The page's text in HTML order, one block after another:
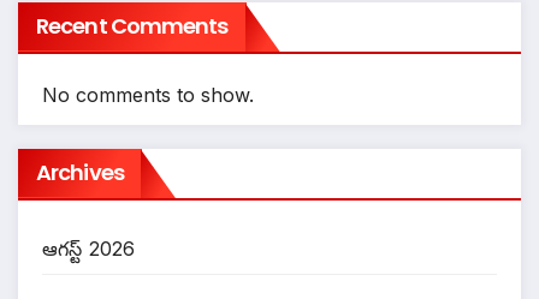
Recent Comments
No comments to show.
Archives
ఆగస్ట్ 2026